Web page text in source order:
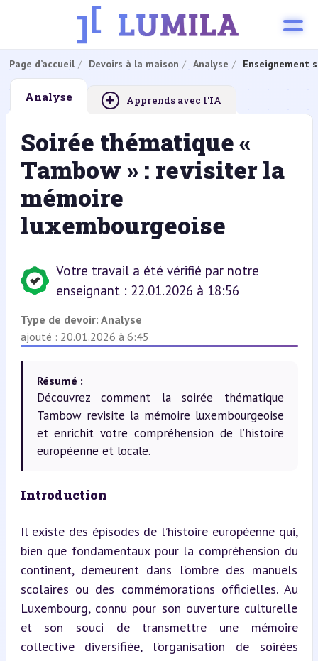
Page d’accueil Devoirs à la maison Analyse Enseignement
Analyse + Apprends avec l'IA
Soirée thématique «
Tambow » : revisiter la
mémoire
luxembourgeoise
Votre travail a été vérifié par notre
enseignant : 22.01.2026 à 18:56
Type de devoir: Analyse
ajouté : 20.01.2026 à 6:45
Résumé :
Découvrez comment la soirée thématique
Tambow revisite la mémoire luxembourgeoise
et enrichit votre compréhension de l’histoire
européenne et locale.
Introduction
Il existe des épisodes de l’histoire européenne qui,
bien que fondamentaux pour la compréhension du
continent, demeurent dans l’ombre des manuels
scolaires ou des commémorations officielles. Au
Luxembourg, connu pour son ouverture culturelle
et son souci de transmettre une mémoire
collective diversifiée, l’organisation de soirées